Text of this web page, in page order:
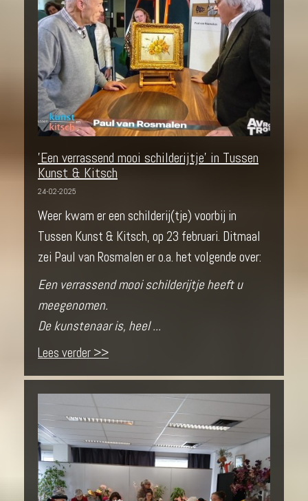
'Een verrassend mooi schilderijtje' in Tussen
Kunst & Kitsch
24-02-2025
Weer kwam er een schilderij(tje) voorbij in
Tussen Kunst & Kitsch, op 23 februari. Ditmaal
zei Paul van Rosmalen er o.a. het volgende over:
Een verrassend mooi schilderijtje heeft u
meegenomen.
De kunstenaar is, heel ...
Lees verder >>